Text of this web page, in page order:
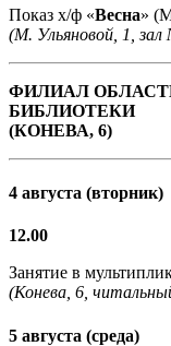
Показ х/ф «Весна»
(М. Ульяновой, 1,
ФИЛИАЛ
БИБЛИОТЕКИ
(КОНЕВА, 6)
4 августа (вторник)
12.00
Занятие в
(Конева, 6,
5 августа (среда)